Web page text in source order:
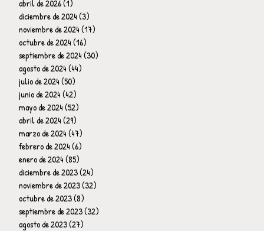
abril de 2026(1)
diciembre de 2024(3)
noviembre de 2024(17)
octubre de 2024(16)
septiembre de 2024(30)
agosto de 2024(44)
julio de 2024(50)
junio de 2024(42)
mayo de 2024(52)
abril de 2024(29)
marzo de 2024(47)
febrero de 2024(6)
enero de 2024(85)
diciembre de 2023(24)
noviembre de 2023(32)
octubre de 2023(8)
septiembre de 2023(32)
agosto de 2023(27)